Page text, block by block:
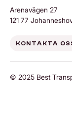
Arenavägen 27
121 77
KONTAKTA
© 2025 Best